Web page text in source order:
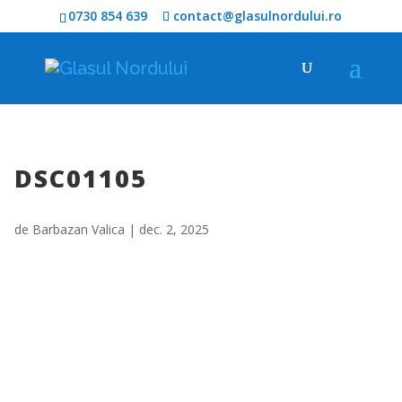
0730 854 639 contact@glasulnordului.ro
DSC01105
de Barbazan Valica | dec. 2, 2025